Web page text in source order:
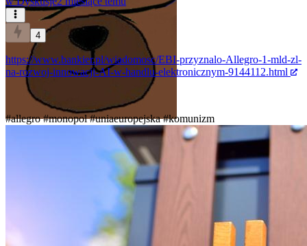
4
https://www.bankier.pl/wiadomosc/EBI-przyznalo-Allegro-1-mld-zl-
na-rozwoj-innowacji-AI-w-handlu-elektronicznym-9144112.html
#allegro #monopol #uniaeuropejska #komunizm